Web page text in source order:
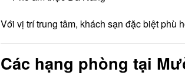
Với vị trí trung tâm, khách sạn đặc biệt phù
Các hạng phòng tại